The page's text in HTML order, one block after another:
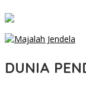
DUNIA